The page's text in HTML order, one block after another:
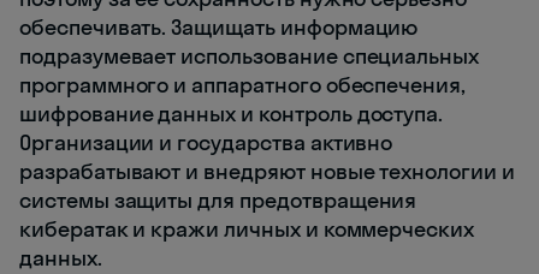
обеспечивать. Защищать информацию
подразумевает использование специальных
программного и аппаратного обеспечения,
шифрование данных и контроль доступа.
Организации и государства активно
разрабатывают и внедряют новые технологии и
системы защиты для предотвращения
кибератак и кражи личных и коммерческих
данных.